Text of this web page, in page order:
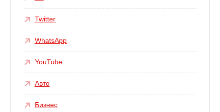
Twitter
WhatsApp
YouTube
Авто
Бизнес